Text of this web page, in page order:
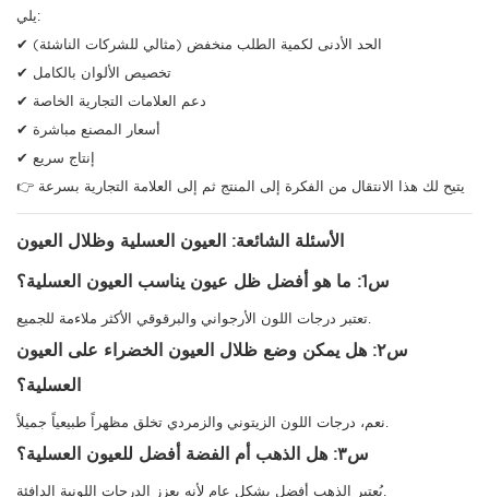
يلي:
✔ الحد الأدنى لكمية الطلب منخفض (مثالي للشركات الناشئة)
✔ تخصيص الألوان بالكامل
✔ دعم العلامات التجارية الخاصة
✔ أسعار المصنع مباشرة
✔ إنتاج سريع
👉 يتيح لك هذا الانتقال من الفكرة إلى المنتج ثم إلى العلامة التجارية بسرعة
الأسئلة الشائعة: العيون العسلية وظلال العيون
س1: ما هو أفضل ظل عيون يناسب العيون العسلية؟
تعتبر درجات اللون الأرجواني والبرقوقي الأكثر ملاءمة للجميع.
س٢: هل يمكن وضع ظلال العيون الخضراء على العيون
العسلية؟
نعم، درجات اللون الزيتوني والزمردي تخلق مظهراً طبيعياً جميلاً.
س٣: هل الذهب أم الفضة أفضل للعيون العسلية؟
يُعتبر الذهب أفضل بشكل عام لأنه يعزز الدرجات اللونية الدافئة.